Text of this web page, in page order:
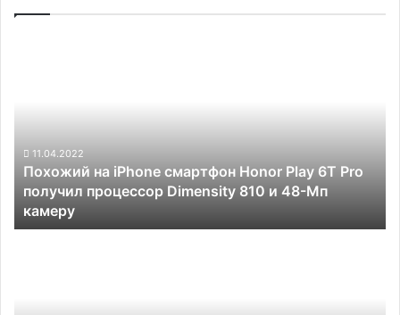
6T
Pro
получил
процессор
Dimensity
11.04.2022
Похожий на iPhone cмартфон Honor Play 6T Pro
получил процессор Dimensity 810 и 48-Мп
камеру